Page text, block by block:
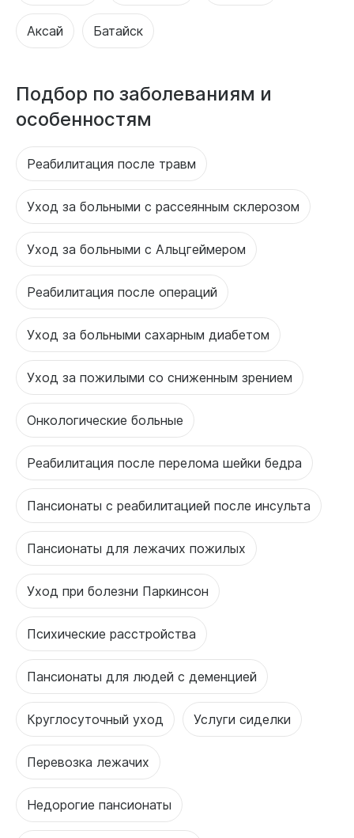
Аксай Батайск
Подбор по заболеваниям и
особенностям
Реабилитация после травм
Уход за больными с рассеянным склерозом
Уход за больными с Альцгеймером
Реабилитация после операций
Уход за больными сахарным диабетом
Уход за пожилыми со сниженным зрением
Онкологические больные
Реабилитация после перелома шейки бедра
Пансионаты с реабилитацией после инсульта
Пансионаты для лежачих пожилых
Уход при болезни Паркинсон
Психические расстройства
Пансионаты для людей с деменцией
Круглосуточный уход Услуги сиделки
Перевозка лежачих
Недорогие пансионаты